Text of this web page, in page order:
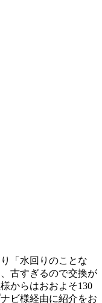
「水回りのことな
古すぎるので交換が
からはおおよそ130
ビ様経由に紹介をお